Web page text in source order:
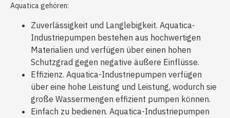
Aquatica gehören:
Zuverlässigkeit und Langlebigkeit. Aquatica-
Industriepumpen bestehen aus hochwertigen
Materialien und verfügen über einen hohen
Schutzgrad gegen negative äußere Einflüsse.
Effizienz. Aquatica-Industriepumpen verfügen
über eine hohe Leistung und Leistung, wodurch sie
große Wassermengen effizient pumpen können.
Einfach zu bedienen. Aquatica-Industriepumpen